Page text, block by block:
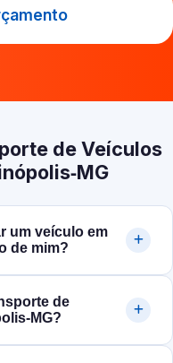
de Veículos
um veículo em
de mim?
de